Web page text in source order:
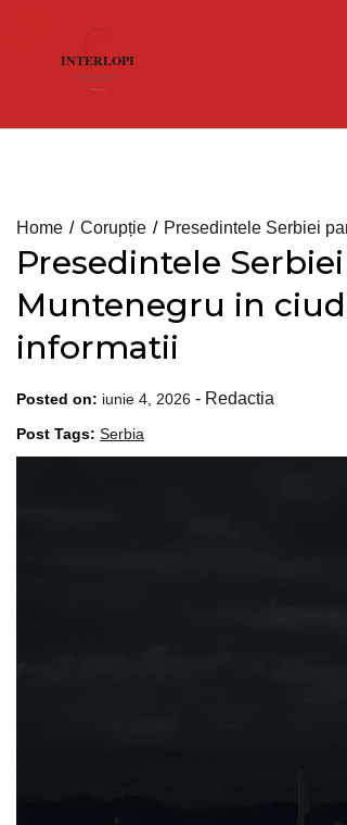
Home Corupție Presedintele Serbiei
Presedintele
Muntenegru in
informatii
Posted on: iunie 4, 2026 - Redactia
Post Tags: Serbia